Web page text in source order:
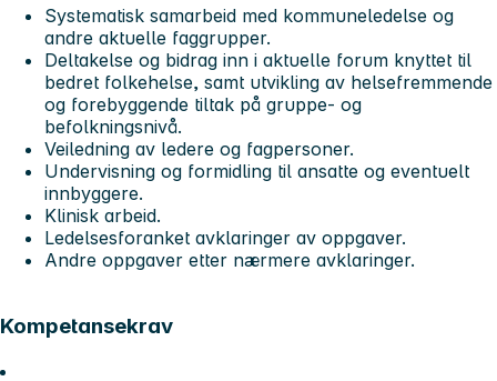
Systematisk samarbeid med kommuneledelse og
andre aktuelle faggrupper.
Deltakelse og bidrag inn i aktuelle forum knyttet til
bedret folkehelse, samt utvikling av helsefremmende
og forebyggende tiltak på gruppe- og
befolkningsnivå.
Veiledning av ledere og fagpersoner.
Undervisning og formidling til ansatte og eventuelt
innbyggere.
Klinisk arbeid.
Ledelsesforanket avklaringer av oppgaver.
Andre oppgaver etter nærmere avklaringer.
Kompetansekrav